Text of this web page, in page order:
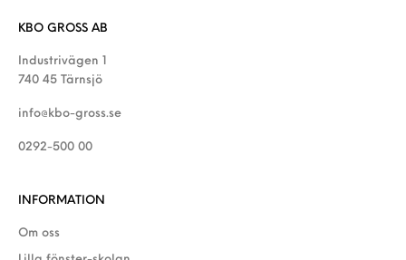
KBO GROSS AB
Industrivägen 1
740 45 Tärnsjö
info@kbo-gross.se
0292-500 00
INFORMATION
Om oss